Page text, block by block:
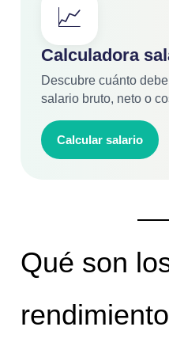
📈
Calculadora
Descubre cuánto
salario bruto, neto o
Calcular salario
Qué son